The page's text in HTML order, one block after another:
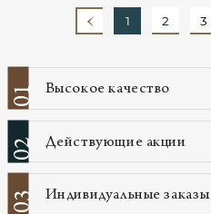
1 2 3
01 Высокое качество
02 Действующие акции
03 Индивидуальные заказы